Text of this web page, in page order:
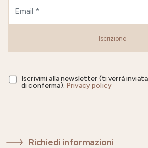
Iscrizione
Iscrivimi alla newsletter (ti verrà
di conferma). Privacy policy
Richiedi informazioni